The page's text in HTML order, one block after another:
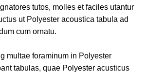
tutos, molles et faciles utantur
ut Polyester acoustica tabula ad
cum ornatu.
multae foraminum in Polyester
tabulas, quae Polyester acusticus